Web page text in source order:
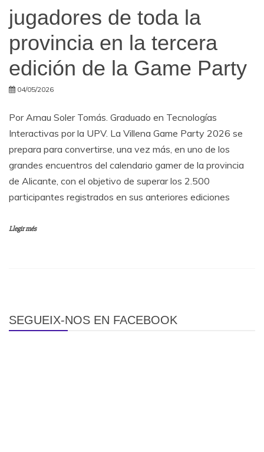
jugadores de toda la
provincia en la tercera
edición de la Game Party
04/05/2026
Por Arnau Soler Tomás. Graduado en Tecnologías
Interactivas por la UPV. La Villena Game Party 2026 se
prepara para convertirse, una vez más, en uno de los
grandes encuentros del calendario gamer de la provincia
de Alicante, con el objetivo de superar los 2.500
participantes registrados en sus anteriores ediciones
Llegir més
SEGUEIX-NOS EN FACEBOOK